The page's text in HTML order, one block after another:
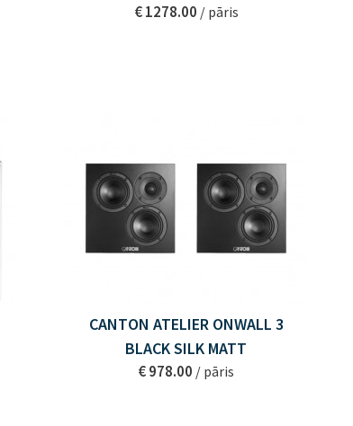
€ 1278.00 / pāris
CANTON ATELIER ONWALL 3
BLACK SILK MATT
€ 978.00 / pāris